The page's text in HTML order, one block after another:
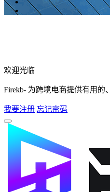
欢迎光临
Firekb- 为跨境电商提供有用的
我要注册 忘记密码